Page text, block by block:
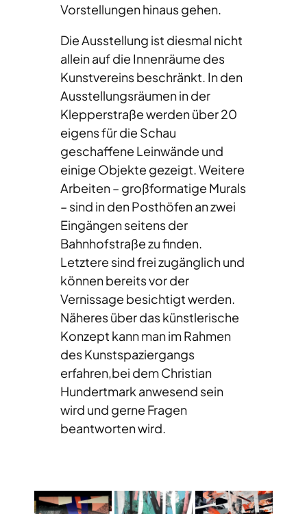
Vorstellungen hinaus gehen.
Die Ausstellung ist diesmal nicht
allein auf die Innenräume des
Kunstvereins beschränkt. In den
Ausstellungsräumen in der
Klepperstraße werden über 20
eigens für die Schau
geschaffene Leinwände und
einige Objekte gezeigt. Weitere
Arbeiten – großformatige Murals
– sind in den Posthöfen an zwei
Eingängen seitens der
Bahnhofstraße zu finden.
Letztere sind frei zugänglich und
können bereits vor der
Vernissage besichtigt werden.
Näheres über das künstlerische
Konzept kann man im Rahmen
des Kunstspaziergangs
erfahren,bei dem Christian
Hundertmark anwesend sein
wird und gerne Fragen
beantworten wird.